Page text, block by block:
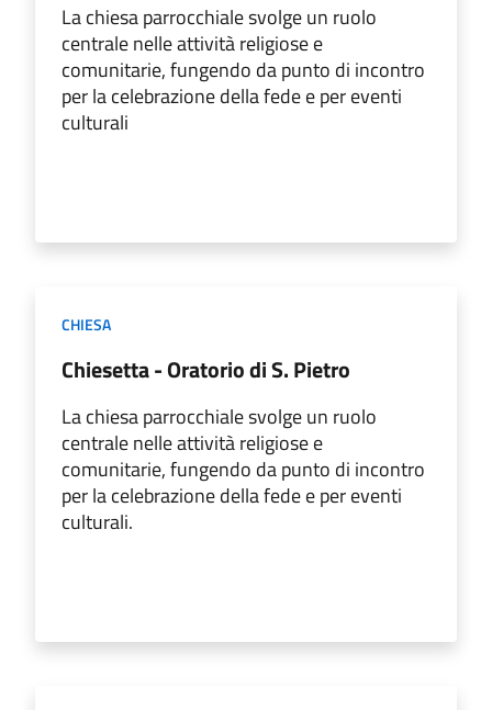
La chiesa parrocchiale svolge un ruolo
centrale nelle attività religiose e
comunitarie, fungendo da punto di incontro
per la celebrazione della fede e per eventi
culturali
CHIESA
Chiesetta - Oratorio di S. Pietro
La chiesa parrocchiale svolge un ruolo
centrale nelle attività religiose e
comunitarie, fungendo da punto di incontro
per la celebrazione della fede e per eventi
culturali.